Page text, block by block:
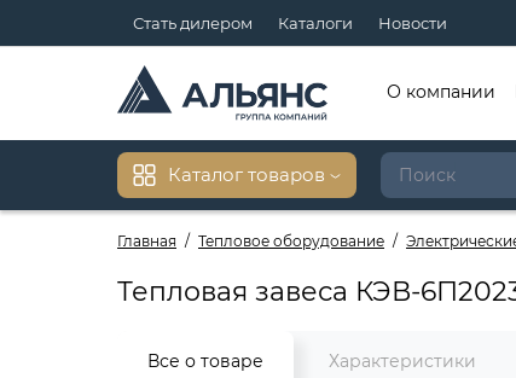
Стать дилером Каталоги Новости
О компании
Каталог товаров
Главная Тепловое оборудование
Тепловая завеса КЭВ-
Все о товаре Характеристики